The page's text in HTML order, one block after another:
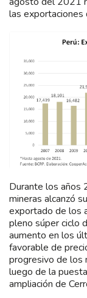
las exportaciones
Durante los años
mineras alcanzó
exportado de los
pleno súper ciclo
aumento en los
favorable de
progresivo de los
luego de la
ampliación de